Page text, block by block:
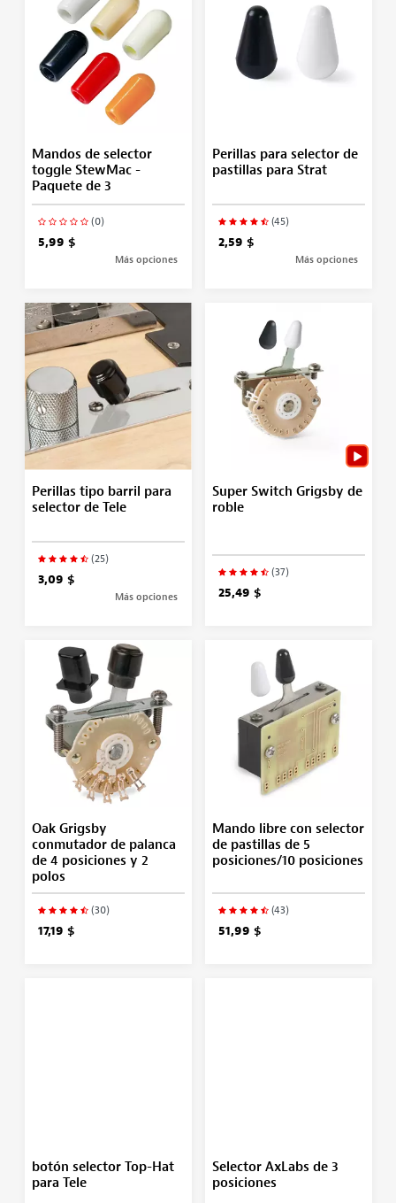
Mandos de selector
toggle StewMac -
Paquete de 3
(0)
5,99 $
Más opciones
Perillas para selector de
pastillas para Strat
(45)
2,59 $
Más opciones
Perillas tipo barril para
selector de Tele
(25)
3,09 $
Más opciones
Super Switch Grigsby de
roble
(37)
25,49 $
Oak Grigsby
conmutador de palanca
de 4 posiciones y 2
polos
(30)
17,19 $
Mando libre con selector
de pastillas de 5
posiciones/10 posiciones
(43)
51,99 $
botón selector Top-Hat
para Tele
Selector AxLabs de 3
posiciones